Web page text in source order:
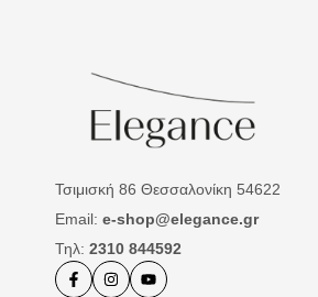
Τσιμισκή 86 Θεσσαλονίκη 54622
Email: e-shop@elegance.gr
Τηλ: 2310 844592